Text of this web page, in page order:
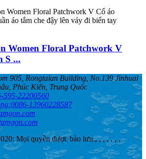
Women Floral Patchwork V
S ...
905, Rongtaian Building, No.139 Jinhuai
Phúc Kiến, Trung Quốc
595-22200560
0086-13960228587
Mọi quyền được bảo lưu., , , , , , ,